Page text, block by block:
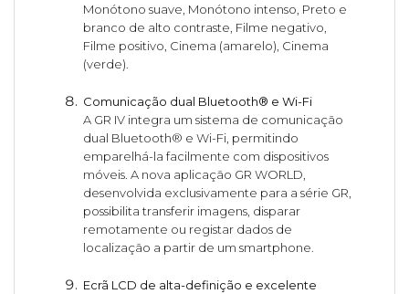
Monótono suave, Monótono intenso, Preto e
branco de alto contraste, Filme negativo,
Filme positivo, Cinema (amarelo), Cinema
(verde).
Comunicação dual Bluetooth® e Wi-Fi
A GR IV integra um sistema de comunicação
dual Bluetooth® e Wi-Fi, permitindo
emparelhá-la facilmente com dispositivos
móveis. A nova aplicação GR WORLD,
desenvolvida exclusivamente para a série GR,
possibilita transferir imagens, disparar
remotamente ou registar dados de
localização a partir de um smartphone.
Ecrã LCD de alta-definição e excelente